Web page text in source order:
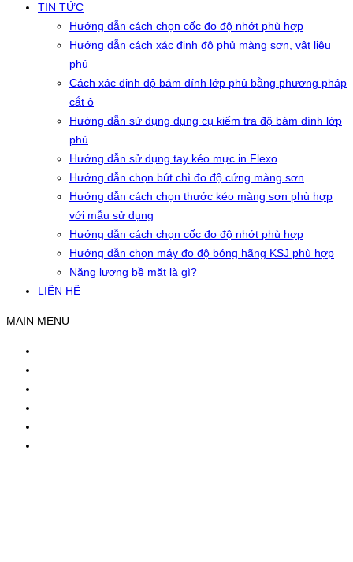
TIN TỨC
Hướng dẫn cách chọn cốc đo độ nhớt phù hợp
Hướng dẫn cách xác định độ phủ màng sơn, vật liệu
phủ
Cách xác định độ bám dính lớp phủ bằng phương pháp
cắt ô
Hướng dẫn sử dụng dụng cụ kiểm tra độ bám dính lớp
phủ
Hướng dẫn sử dụng tay kéo mực in Flexo
Hướng dẫn chọn bút chì đo độ cứng màng sơn
Hướng dẫn cách chọn thước kéo màng sơn phù hợp
với mẫu sử dụng
Hướng dẫn cách chọn cốc đo độ nhớt phù hợp
Hướng dẫn chọn máy đo độ bóng hãng KSJ phù hợp
Năng lượng bề mặt là gì?
LIÊN HỆ
MAIN MENU